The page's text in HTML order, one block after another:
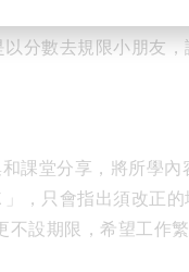
了令學生感到鼓舞
分數去規限小朋友
課堂分享，將所學內
，只會指出須改正
設期限，希望工作